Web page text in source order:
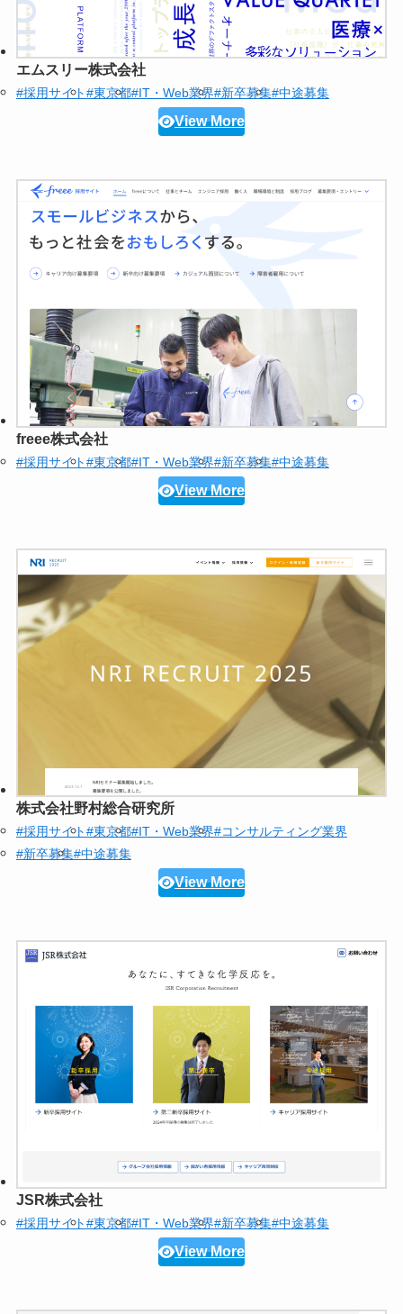
エムスリー株式会社
#採用サイト#東京都#IT・Web業界#新卒募集#中途募集
View More
freee株式会社
#採用サイト#東京都#IT・Web業界#新卒募集#中途募集
View More
株式会社野村総合研究所
#採用サイト#東京都#IT・Web業界#コンサルティング業界
#新卒募集#中途募集
View More
JSR株式会社
#採用サイト#東京都#IT・Web業界#新卒募集#中途募集
View More